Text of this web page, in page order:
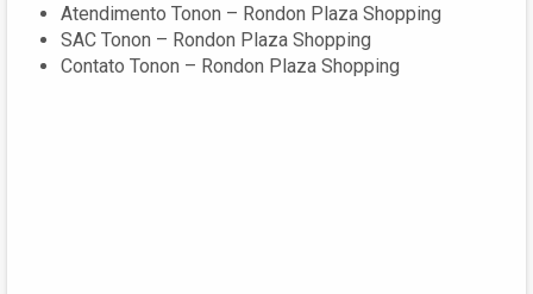
Atendimento Tonon – Rondon Plaza Shopping
SAC Tonon – Rondon Plaza Shopping
Contato Tonon – Rondon Plaza Shopping